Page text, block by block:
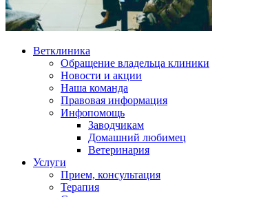
Ветклиника
Обращение владельца клиники
Новости и акции
Наша команда
Правовая информация
Инфопомощь
Заводчикам
Домашний любимец
Ветеринария
Услуги
Прием, консультация
Терапия